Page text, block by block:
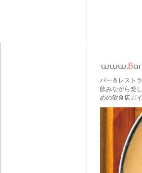
バー＆レスト
飲みながら楽
めの飲食店ガ